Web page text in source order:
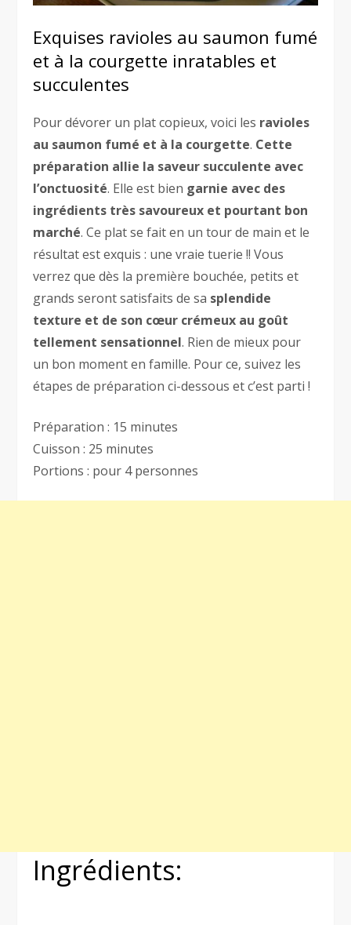
Exquises ravioles au saumon fumé
et à la courgette inratables et
succulentes
Pour dévorer un plat copieux, voici les ravioles
au saumon fumé et à la courgette. Cette
préparation allie la saveur succulente avec
l’onctuosité. Elle est bien garnie avec des
ingrédients très savoureux et pourtant bon
marché. Ce plat se fait en un tour de main et le
résultat est exquis : une vraie tuerie !! Vous
verrez que dès la première bouchée, petits et
grands seront satisfaits de sa splendide
texture et de son cœur crémeux au goût
tellement sensationnel. Rien de mieux pour
un bon moment en famille. Pour ce, suivez les
étapes de préparation ci-dessous et c’est parti !
Préparation : 15 minutes
Cuisson : 25 minutes
Portions : pour 4 personnes
Ingrédients: